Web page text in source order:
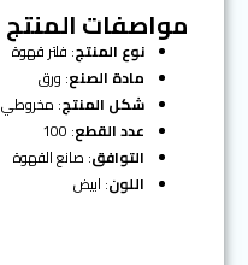
مواصفات المنتج
نوع المنتج: فلتر قهوة
مادة الصنع: ورق
شكل المنتج: مخروطي
عدد القطع: 100
التوافق: صانع القهوة
اللون: ابيض